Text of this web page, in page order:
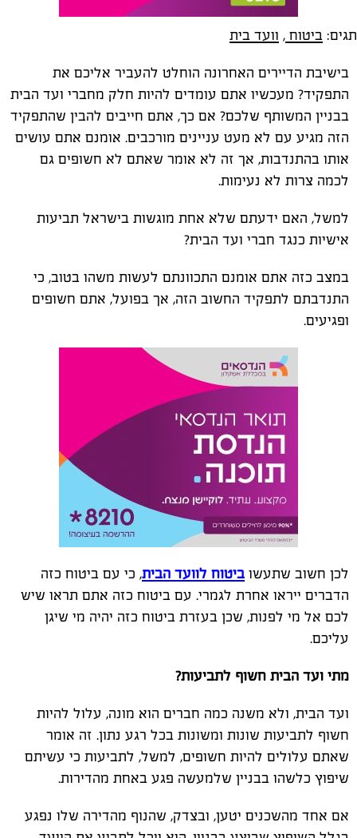
תגים: ביטוח , וועד בית
בישיבת הדיירים האחרונה הוחלט להעביר אליכם את
התפקיד? מעכשיו אתם עומדים להיות חלק מחברי ועד הבית
בבניין המשותף שלכם? אם כך, אתם חייבים להבין שהתפקיד
הזה מגיע עם לא מעט עניינים מורכבים. אומנם אתם עושים
אותו בהתנדבות, אך זה לא אומר שאתם לא חשופים גם
לכמה צרות לא נעימות.
למשל, האם ידעתם שלא אחת מוגשות בישראל תביעות
אישיות כנגד חברי ועד הבית?
במצב כזה אתם אומנם התכוונתם לעשות משהו בטוב, כי
התנדבתם לתפקיד החשוב הזה, אך בפועל, אתם חשופים
ופגיעים.
לכן חשוב שתעשו ביטוח לוועד הבית, כי עם ביטוח כזה
הדברים ייראו אחרת לגמרי. עם ביטוח כזה אתם תראו שיש
לכם אל מי לפנות, שכן בעזרת ביטוח כזה יהיה מי שיגן
עליכם.
מתי ועד הבית חשוף לתביעות?
ועד הבית, ולא משנה כמה חברים הוא מונה, עלול להיות
חשוף לתביעות שונות ומשונות בכל רגע נתון. זה אומר
שאתם עלולים להיות חשופים, למשל, לתביעות כי עשיתם
שיפוץ כלשהו בבניין שלמעשה פגע באחת מהדירות.
אם אחד מהשכנים יטען, ובצדק, שהנוף מהדירה שלו נפגע